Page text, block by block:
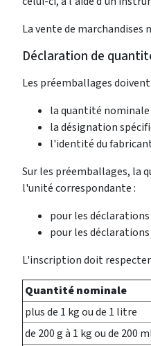
La vente de marchandises
Déclaration de
Les préemballages
la quantité nominale
la désignation
l'identité du
Sur les préemballages, la
l'unité correspondante :
pour les déclarations
pour les
L'inscription doit
Quantité nominale
plus de 1 kg ou de 1 litre
de 200 g à 1 kg ou de 200